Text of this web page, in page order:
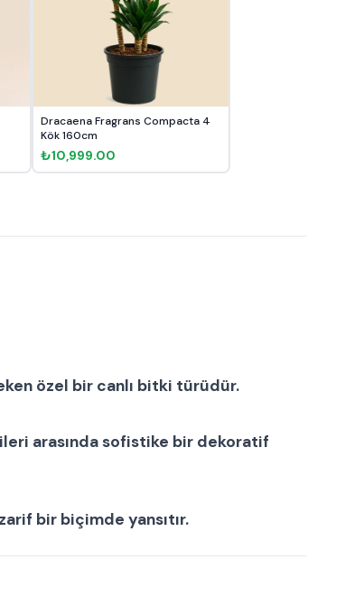
Dracaena Fragrans Compacta 4
Kök 160cm
₺10,999.00
özel bir canlı bitki türüdür.
arasında sofistike bir dekoratif
bir biçimde yansıtır.